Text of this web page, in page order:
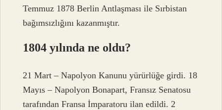
Temmuz 1878 Berlin Antlaşması ile Sırbistan
bağımsızlığını kazanmıştır.
1804 yılında ne oldu?
21 Mart – Napolyon Kanunu yürürlüğe girdi. 18
Mayıs – Napolyon Bonapart, Fransız Senatosu
tarafından Fransa İmparatoru ilan edildi. 2